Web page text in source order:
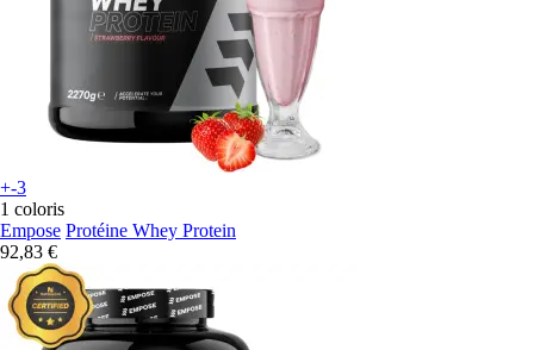
+-3
1 coloris
Empose Protéine Whey Protein
92,83 €